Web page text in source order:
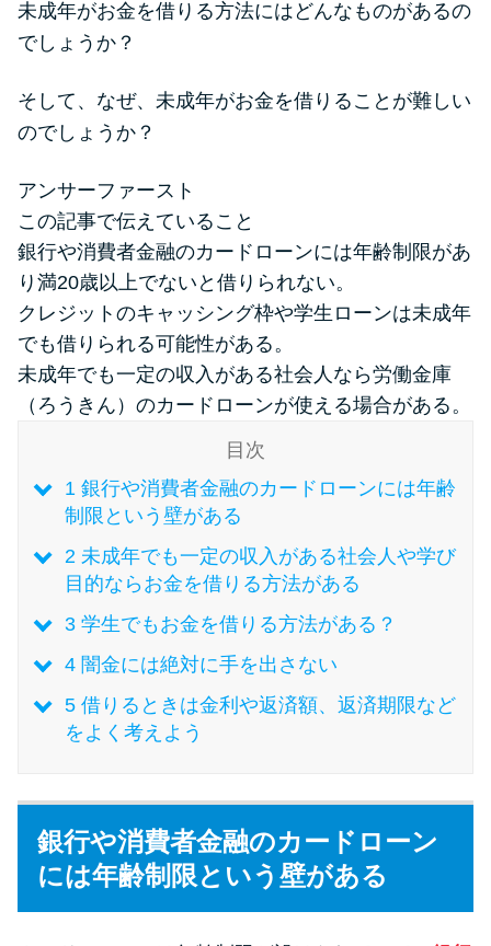
カードローンQ&A
特集ページ
カードローンの見直しで40万円
得した話
最速！最短40分で借りられるカ
ードローン
特集ページ一覧
種類や特徴で探す
銀行カードローンを選ぶべき4つ
の理由
無利息期間を利用して利息0円で
今月の家賃払えない…2ヵ月目に
未成年がお金を借りる方法にはどんなものがあるの
でしょうか？
そして、なぜ、未成年がお金を借りることが難しい
のでしょうか？
アンサーファースト
この記事で伝えていること
銀行や消費者金融のカードローンには年齢制限があ
り満20歳以上でないと借りられない。
クレジットのキャッシング枠や学生ローンは未成年
でも借りられる可能性がある。
未成年でも一定の収入がある社会人なら労働金庫
（ろうきん）のカードローンが使える場合がある。
目次
1銀行や消費者金融のカードローンには年齢
制限という壁がある
2未成年でも一定の収入がある社会人や学び
目的ならお金を借りる方法がある
3学生でもお金を借りる方法がある？
4闇金には絶対に手を出さない
5借りるときは金利や返済額、返済期限など
をよく考えよう
銀行や消費者金融のカードローン
には年齢制限という壁がある